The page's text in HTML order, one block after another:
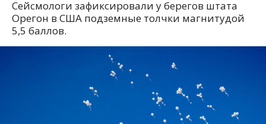
Сейсмологи зафиксировали у берегов штата
Орегон в США подземные толчки магнитудой
5,5 баллов.